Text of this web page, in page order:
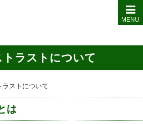
MENU
トラストについて
ラストについて
は